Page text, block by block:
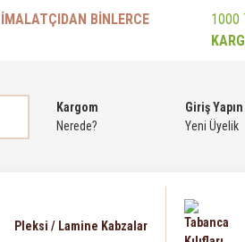
BİNLERCE
1000
Kargom
Nerede?
Giriş Yapın
Yeni Üyelik
Pleksi / Lamine Kabzalar